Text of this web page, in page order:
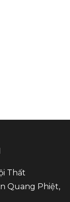
Thất
Quang Phiệt,